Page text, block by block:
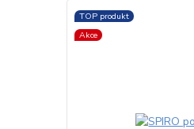
TOP produkt
Akce